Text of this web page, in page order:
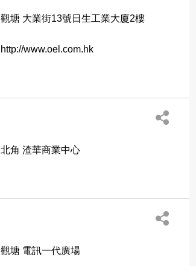
觀塘 大業街13號日生工業大廈2樓
http://www.oel.com.hk
北角 渣華商業中心
觀塘 電訊一代廣場